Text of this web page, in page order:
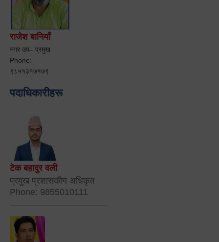
राजेश बानियाँ
नगर उप– प्रमुख
Phone:
९८५१३१७१७९
पदाधिकारीहरू
टेक बहादुर वली
प्रमुख प्रशासकीय अधिकृत
Phone: 9855010111